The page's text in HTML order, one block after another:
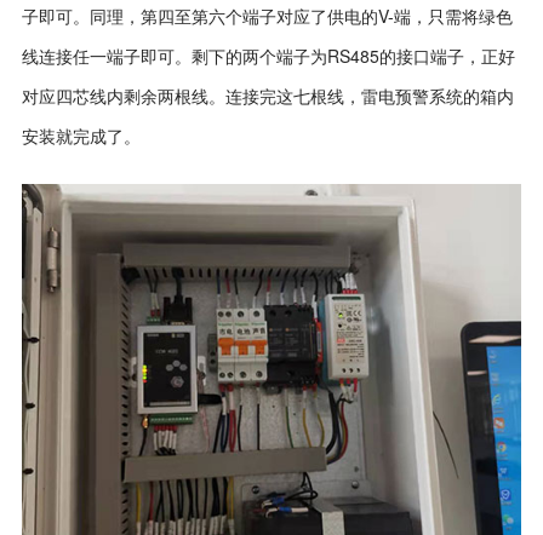
子即可。同理，第四至第六个端子对应了供电的V-端，只需将绿色
线连接任一端子即可。剩下的两个端子为RS485的接口端子，正好
对应四芯线内剩余两根线。连接完这七根线，雷电预警系统的箱内
安装就完成了。